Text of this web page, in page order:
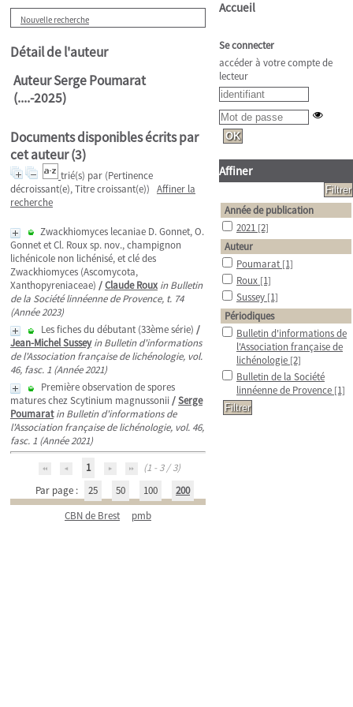
Nouvelle recherche
Détail de l'auteur
Auteur Serge Poumarat
(....-2025)
Documents disponibles écrits par
cet auteur (3)
trié(s) par (Pertinence
décroissant(e), Titre croissant(e)) Affiner la
recherche
Zwackhiomyces lecaniae D. Gonnet, O.
Gonnet et Cl. Roux sp. nov., champignon
lichénicole non lichénisé, et clé des
Zwackhiomyces (Ascomycota,
Xanthopyreniaceae) /Claude Roux in Bulletin
de la Société linnéenne de Provence, t. 74
(Année 2023)
Les fiches du débutant (33ème série) /
Jean-Michel Sussey in Bulletin d'informations
de l'Association française de lichénologie, vol.
46, fasc. 1 (Année 2021)
Première observation de spores
matures chez Scytinium magnussonii/Serge
Poumarat in Bulletin d'informations de
l'Association française de lichénologie, vol. 46,
fasc. 1 (Année 2021)
1
(1 - 3 / 3)
Par page :
25 50 100
200
CBN de Brest
pmb
Accueil
Se connecter
accéder à votre compte de
lecteur
Affiner
Année de publication
2021 [2]
Auteur
Poumarat [1]
Roux [1]
Sussey [1]
Périodiques
Bulletin d'informations de
l'Association française de
lichénologie [2]
Bulletin de la Société
linnéenne de Provence [1]